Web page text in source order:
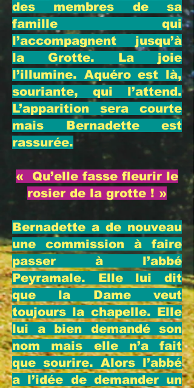
des membres de sa
famille qui
l’accompagnent jusqu’à
la Grotte. La joie
l’illumine. Aquéro est là,
souriante, qui l’attend.
L’apparition sera courte
mais Bernadette est
rassurée.
« Qu’elle fasse fleurir le
rosier de la grotte ! »
Bernadette a de nouveau
une commission à faire
passer à l’abbé
Peyramale. Elle lui dit
que la Dame veut
toujours la chapelle. Elle
lui a bien demandé son
nom mais elle n’a fait
que sourire. Alors l’abbé
a l’idée de demander un